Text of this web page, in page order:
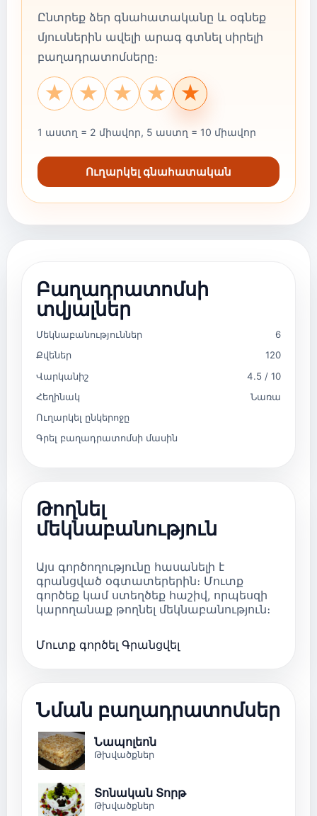
Ընտրեք ձեր գնահատականը և օգնեք
մյուսներին ավելի արագ գտնել սիրելի
բաղադրատոմսերը։
★
★
★
★
★
1 աստղ = 2 միավոր, 5 աստղ = 10 միավոր
Ուղարկել գնահատական
Բաղադրատոմսի
տվյալներ
Մեկնաբանություններ
6
Քվեներ
120
Վարկանիշ
4.5 / 10
Հեղինակ
Նառա
Ուղարկել ընկերոջը
Գրել բաղադրատոմսի մասին
Թողնել
մեկնաբանություն
Այս գործողությունը հասանելի է
գրանցված օգտատերերին։ Մուտք
գործեք կամ ստեղծեք հաշիվ, որպեսզի
կարողանաք թողնել մեկնաբանություն։
Մուտք գործել Գրանցվել
Նման բաղադրատոմսեր
Նապոլեոն
Թխվածքներ
Տոնական Տորթ
Թխվածքներ